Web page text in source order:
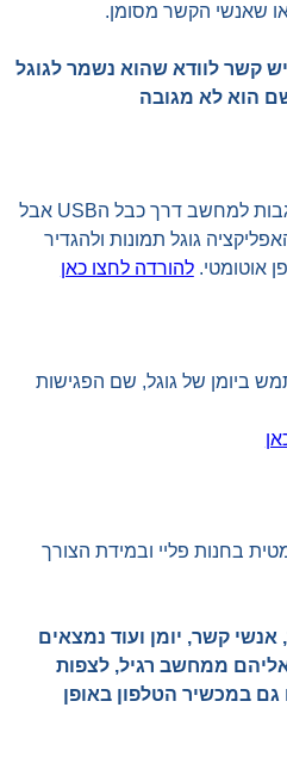
קשר לוודא שהוא נשמר לגוגל
הוא לא מגובה
יש כל מיני אופציות, אפשר לגבות למחשב דרך כבל הUSB אבל
גוגל תמונות ולהגדיר
אוטומטי.להורדה לחצו כאן
ביומן של גוגל, שם הפגישות
בחנות פליי ובמידת הצורך
אנשי קשר, יומן ועוד נמצאים
אליהם ממחשב רגיל, לצפות
גם במכשיר הטלפון באופן